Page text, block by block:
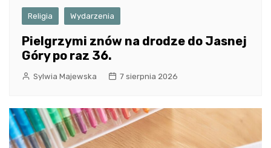
Religia Wydarzenia
Pielgrzymi znów na drodze do Jasnej
Góry po raz 36.
Sylwia Majewska 7 sierpnia 2026